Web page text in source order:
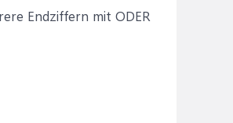
Endziffern mit ODER